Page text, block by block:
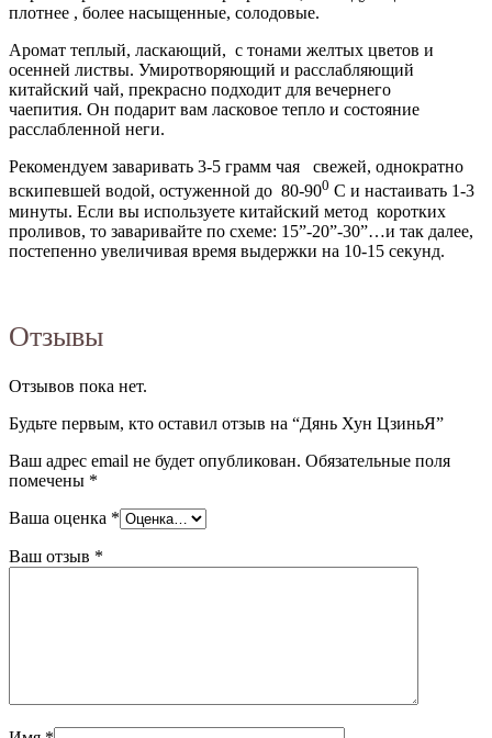
плотнее , более насыщенные, солодовые.
Аромат теплый, ласкающий, с тонами желтых цветов и
осенней листвы. Умиротворяющий и расслабляющий
китайский чай, прекрасно подходит для вечернего
чаепития. Он подарит вам ласковое тепло и состояние
расслабленной неги.
Рекомендуем заваривать 3-5 грамм чая свежей, однократно
вскипевшей водой, остуженной до 80-900 С и настаивать 1-3
минуты. Если вы используете китайский метод коротких
проливов, то заваривайте по схеме: 15”-20”-30”…и так далее,
постепенно увеличивая время выдержки на 10-15 секунд.
Отзывы
Отзывов пока нет.
Будьте первым, кто оставил отзыв на “Дянь Хун ЦзиньЯ”
Ваш адрес email не будет опубликован. Обязательные поля
помечены *
Ваша оценка *
Ваш отзыв *